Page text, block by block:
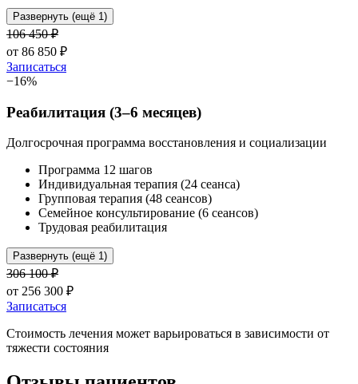
Развернуть (ещё 1)
106 450₽
от 86 850 ₽
Записаться
−16%
Реабилитация (3–6 месяцев)
Долгосрочная программа восстановления и социализации
Программа 12 шагов
Индивидуальная терапия (24 сеанса)
Групповая терапия (48 сеансов)
Семейное консультирование (6 сеансов)
Трудовая реабилитация
Развернуть (ещё 1)
306 100₽
от 256 300 ₽
Записаться
Стоимость лечения может варьироваться в зависимости от
тяжести состояния